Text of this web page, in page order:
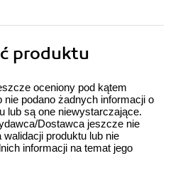
produktu
oceniony pod kątem
nie podano żadnych informacji o
lub są one niewystarczające.
Dostawca jeszcze nie
walidacji produktu lub nie
informacji na temat jego